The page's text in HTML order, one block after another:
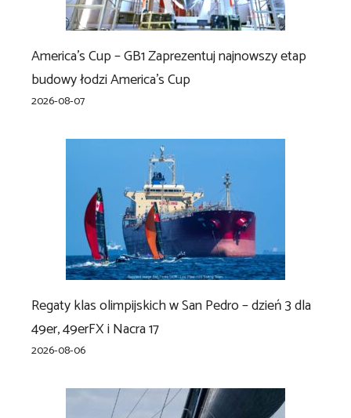
America’s Cup – GB1 Zaprezentuj najnowszy etap
budowy łodzi America’s Cup
2026-08-07
Regaty klas olimpijskich w San Pedro – dzień 3 dla
49er, 49erFX i Nacra 17
2026-08-06